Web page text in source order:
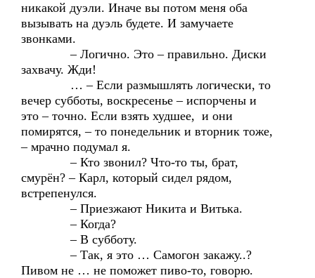
никакой дуэли. Иначе вы потом меня оба
вызывать на дуэль будете. И замучаете
звонками.
– Логично. Это – правильно. Диски
захвачу. Жди!
… – Если размышлять логически, то
вечер субботы, воскресенье – испорчены и
это – точно. Если взять худшее, и они
помирятся, – то понедельник и вторник тоже,
– мрачно подумал я.
– Кто звонил? Что-то ты, брат,
смурён? – Карл, который сидел рядом,
встрепенулся.
– Приезжают Никита и Витька.
– Когда?
– В субботу.
– Так, я это … Самогон закажу..?
Пивом не … не поможет пиво-то, говорю.